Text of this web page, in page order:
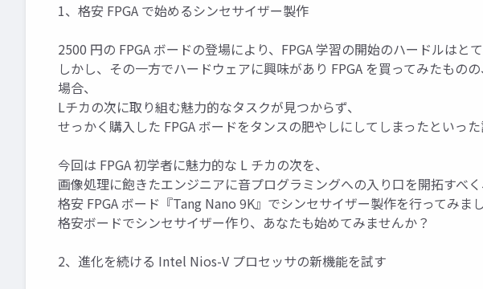
1、格安 FPGA で始めるシンセサイザー製作
2500 円の FPGA ボードの登場により、FPGA 学習の開始のハードルはとて
しかし、その一方でハードウェアに興味があり FPGA を買ってみたもの
場合、
Lチカの次に取り組む魅力的なタスクが見つからず、
せっかく購入した FPGA ボードをタンスの肥やしにしてしまったといった
今回は FPGA 初学者に魅力的な L チカの次を、
画像処理に飽きたエンジニアに音プログラミングへの入り口を開拓すべく
格安 FPGA ボード『Tang Nano 9K』でシンセサイザー製作を行ってみまし
格安ボードでシンセサイザー作り、あなたも始めてみませんか？
2、進化を続ける Intel Nios-V プロセッサの新機能を試す